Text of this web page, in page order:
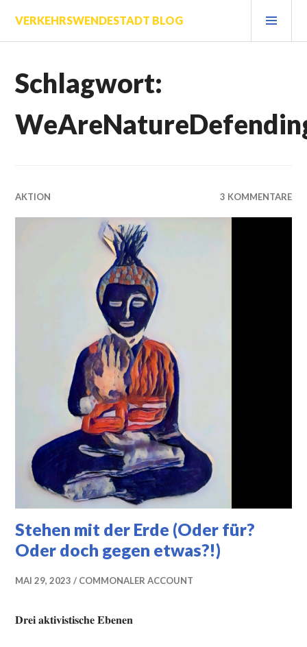
Inhalt
springen
VERKEHRSWENDESTADT BLOG
Schlagwort:
AKTION 3 KOMMENTARE
Stehen mit der Erde (Oder für?
Oder doch gegen etwas?!)
MAI 29, 2023 COMMONALER ACCOUNT
𝐃𝐫𝐞𝐢 𝐚𝐤𝐭𝐢𝐯𝐢𝐬𝐭𝐢𝐬𝐜𝐡𝐞 𝐄𝐛𝐞𝐧𝐞𝐧